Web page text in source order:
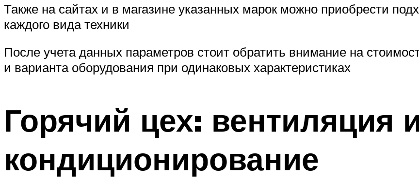
Также на сайтах и в магазине указанных марок можно приобрести
каждого вида техники
После учета данных параметров стоит обратить внимание на
и варианта оборудования при одинаковых характеристиках
Горячий цех: вентиляция
кондиционирование